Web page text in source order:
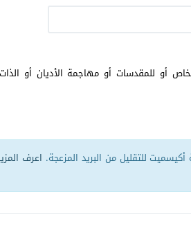
أو للمقدسات أو مهاجمة الأديان أو
للتقليل من البريد المزعجة. اعرف